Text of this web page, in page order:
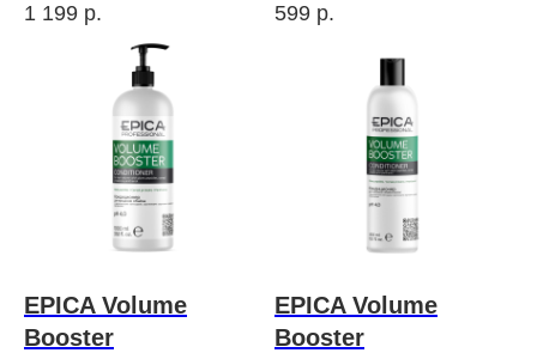
1 199 р. 599 р.
EPICA Volume
Booster
EPICA Volume
Booster